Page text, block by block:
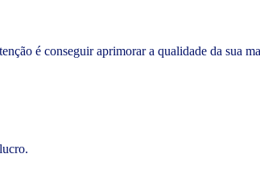
é conseguir aprimorar a qualidade da sua